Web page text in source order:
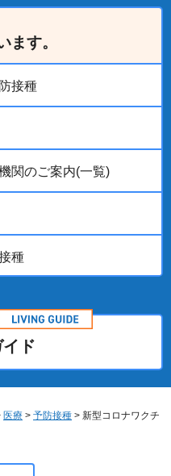
ます。
接種
関のご案内(一覧)
種
ド
医療 > 予防接種 > 新型コロナワクチ